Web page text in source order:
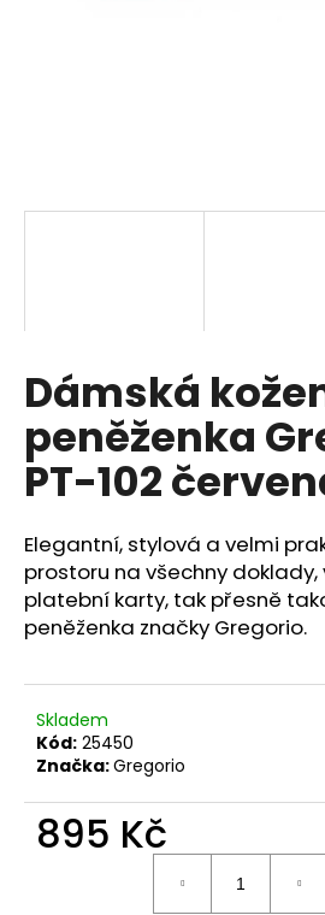
Dámská
peněženka
PT-102
Elegantní, stylová a velmi
prostoru na všechny doklady,
platební karty, tak přesně
peněženka značky Gregorio.
Skladem
Kód: 25450
Značka:Gregorio
895 Kč
D
o
p
o
r
č
u
j
e
m
e